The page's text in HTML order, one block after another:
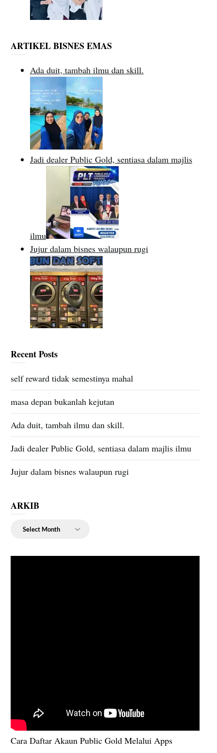
ARTIKEL BISNES EMAS
Ada duit, tambah ilmu dan skill.
Jadi dealer Public Gold, sentiasa dalam majlis
ilmu
Jujur dalam bisnes walaupun rugi
Recent Posts
self reward tidak semestinya mahal
masa depan bukanlah kejutan
Ada duit, tambah ilmu dan skill.
Jadi dealer Public Gold, sentiasa dalam majlis ilmu
Jujur dalam bisnes walaupun rugi
ARKIB
ARKIB
Cara Daftar Akaun Public Gold Melalui Apps